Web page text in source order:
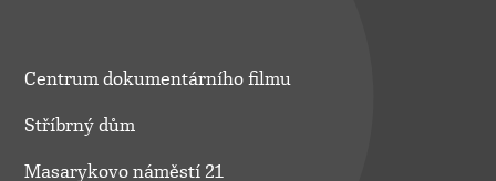
Centrum dokumentárního filmu
Stříbrný dům
Masarykovo náměstí 21